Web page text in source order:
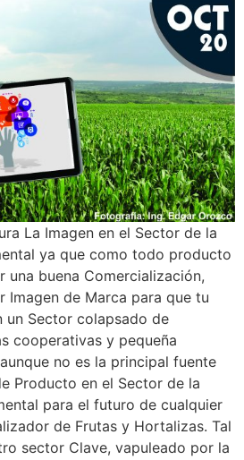
La Imagen en el Sector de la
ya que como todo producto
una buena Comercialización,
Imagen de Marca para que tu
un Sector colapsado de
cooperativas y pequeña
no es la principal fuente
Producto en el Sector de la
para el futuro de cualquier
de Frutas y Hortalizas. Tal
sector Clave, vapuleado por la